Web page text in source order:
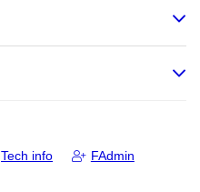
Tech info FAdmin